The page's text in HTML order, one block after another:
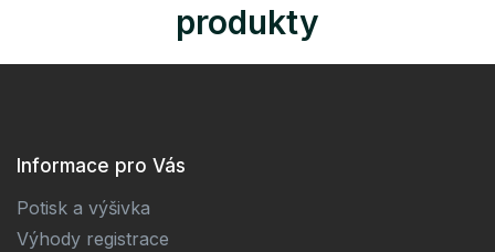
produkty
Informace pro Vás
Potisk a výšivka
Výhody registrace